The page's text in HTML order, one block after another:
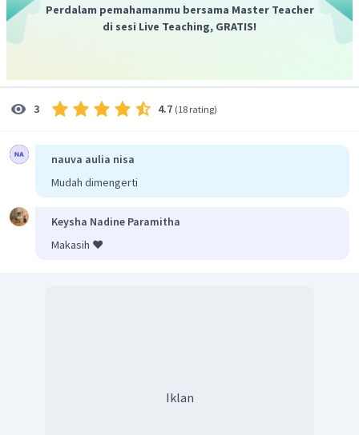
senyawa alkena apabila n (jumlah atom C) = 4 adalah
.
Jadi, jawaban yang tepat adalah C.
Perdalam pemahamanmu bersama Master Teacher
di sesi Live Teaching, GRATIS!
3 4.7 (18 rating)
nauva aulia nisa
Mudah dimengerti
Keysha Nadine Paramitha
Makasih ❤️
Iklan